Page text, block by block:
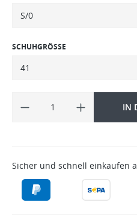
SCHUHGRÖSSE
IN
Sicher und schnell einkaufen